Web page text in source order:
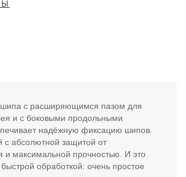
с расширяющимся пазом для
и с боковыми продольными
надёжную фиксацию шипов.
с абсолютной защитой от
и максимальной прочностью. И это
обработкой: очень простое